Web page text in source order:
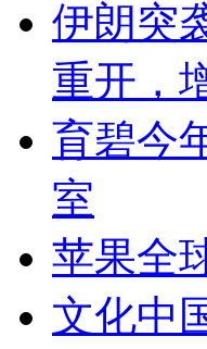
伊朗突
重开，
育碧今
室
苹果全
文化中